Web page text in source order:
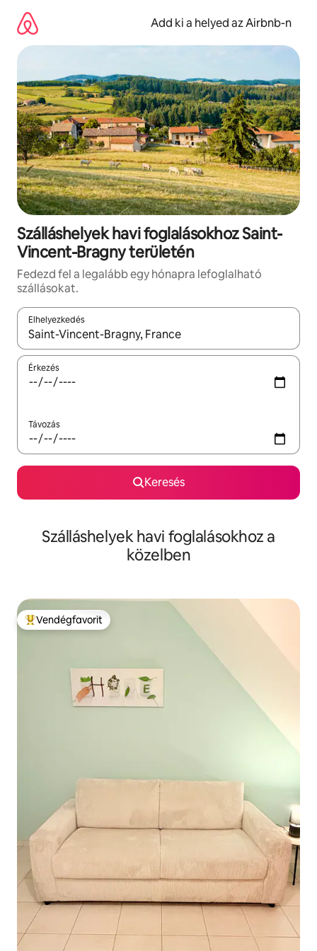
tartalomra
Add ki a helyed az Airbnb-n
Szálláshelyek havi foglalásokhoz Saint-
Vincent-Bragny területén
Fedezd fel a legalább egy hónapra lefoglalható
szállásokat.
Elhelyezkedés
Az eredmények között a felfelé és a lefelé nyíllal
Érkezés
Távozás
Keresés
Szálláshelyek havi foglalásokhoz a
közelben
Kiemelt vendégfavorit
Vendégfavorit